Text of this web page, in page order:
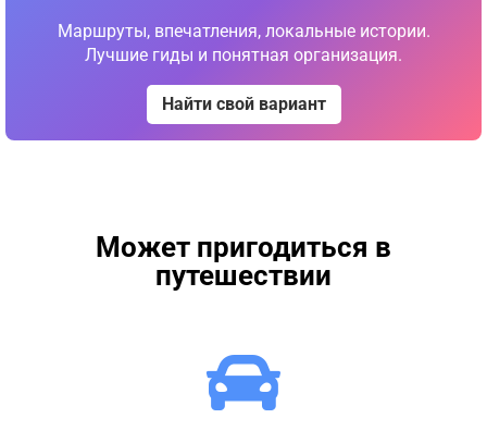
Маршруты, впечатления, локальные истории.
Лучшие гиды и понятная организация.
Найти свой вариант
Может пригодиться в
путешествии